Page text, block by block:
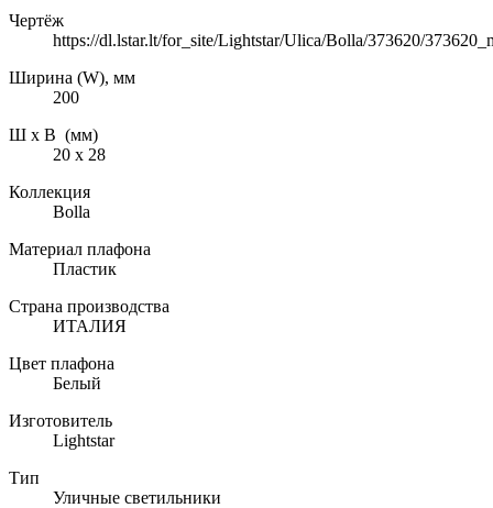
Чертёж
https://dl.lstar.lt/for_site/Lightstar/Ulica/Bolla/373620/
Ширина (W), мм
200
Ш х В (мм)
20 х 28
Коллекция
Bolla
Материал плафона
Пластик
Страна производства
ИТАЛИЯ
Цвет плафона
Белый
Изготовитель
Lightstar
Тип
Уличные светильники